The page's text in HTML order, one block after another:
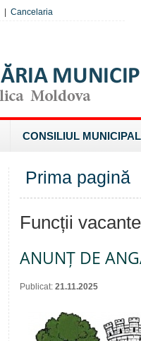
Cancelaria
CONSILIUL MUNICIPAL
Prima pagină
Funcții
ANUNȚ DE
Publicat: 21.11.2025